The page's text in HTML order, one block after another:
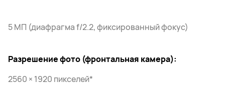
5 МП (диафрагма f/2.2, фиксированный фокус)
Разрешение фото (фронтальная камера):
2560 × 1920 пикселей*